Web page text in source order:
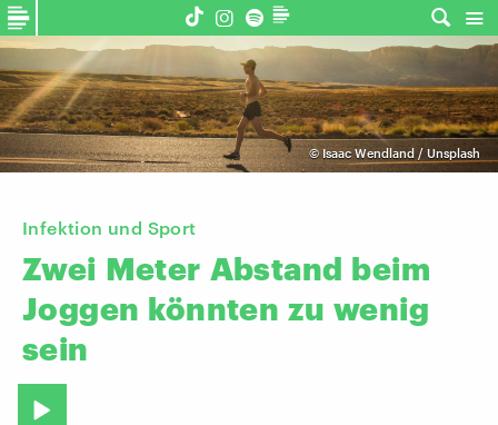
© Isaac Wendland / Unsplash
Infektion und Sport
Zwei Meter Abstand beim
Joggen könnten zu wenig
sein